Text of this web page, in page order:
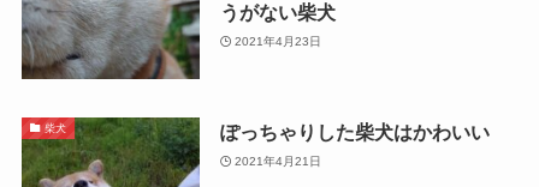
うがない柴犬
2021年4月23日
柴犬 ぽっちゃりした柴犬はかわいい
2021年4月21日